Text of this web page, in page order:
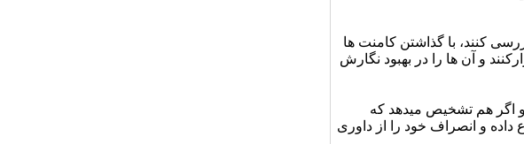
کنند، با گذاشتن کامنت ها
و آن­ ها را در بهبود نگارش
و اگر هم تشخیص می­دهد که
و انصراف خود را از داوری